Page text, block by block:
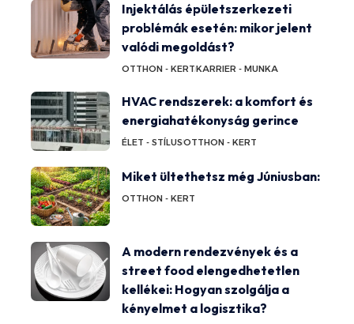
Injektálás épületszerkezeti
problémák esetén: mikor jelent
valódi megoldást?
OTTHON - KERTKARRIER - MUNKA
HVAC rendszerek: a komfort és
energiahatékonyság gerince
ÉLET - STÍLUSOTTHON - KERT
Miket ültethetsz még Júniusban:
OTTHON - KERT
A modern rendezvények és a
street food elengedhetetlen
kellékei: Hogyan szolgálja a
kényelmet a logisztika?